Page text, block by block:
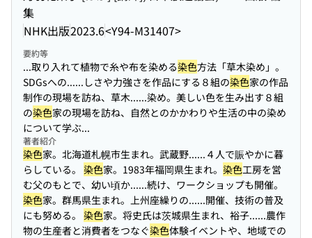
集
NHK出版2023.6<Y94-M31407>
要約等
...取り入れて植物で糸や布を染める染色方法「草木染め」。
SDGsへの......しさや力強さを作品にする８組の染色家の作品
制作の現場を訪ね、草木......染め。美しい色を生み出す８組
の染色家の現場を訪ね、自然とのかかわりや生活の中の染め
について学ぶ...
著者紹介
染色家。北海道札幌市生まれ。武蔵野......４人で賑やかに暮
らしている。 染色家。1983年福岡県生まれ。 染色工房を営
む父のもとで、幼い頃か......続け、ワークショップも開催。
染色家。群馬県生まれ。上州座繰りの......開催、技術の普及
にも努める。 染色家。将史氏は茨城県生まれ、裕子......農作
物の生産者と消費者をつなぐ染色体験イベントや、地域での